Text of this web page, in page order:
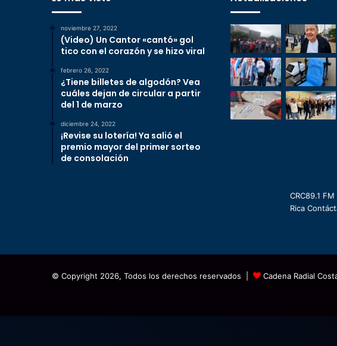
noviembre 27, 2022
(Video) Un Cantor «cantó» gol
tico con el corazón y se hizo viral
febrero 26, 2022
¿Tiene billetes de algodón? Vea
cuáles dejan de circular a partir
del 1 de marzo
diciembre 24, 2022
¡Revise su lotería! Ya salió el
premio mayor del primer sorteo
de consolación
CRC89.1
Rica
© Copyright 2026, Todos los derechos reservados | Cadena Radial